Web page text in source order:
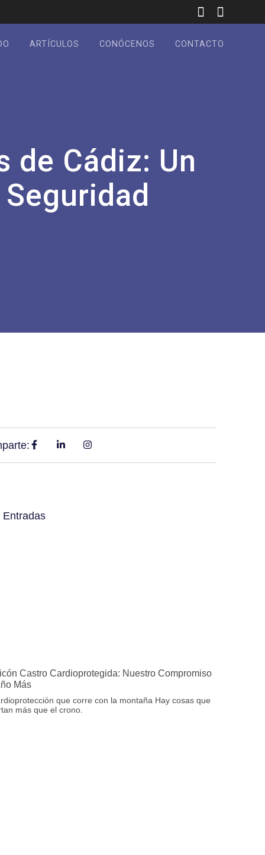
ARTÍCULOS CONÓCENOS CONTACTO
de Cádiz: Un
Entradas
Castro Cardioprotegida: Nuestro Compromiso
Más
que corre con la montaña Hay cosas que
más que el crono.